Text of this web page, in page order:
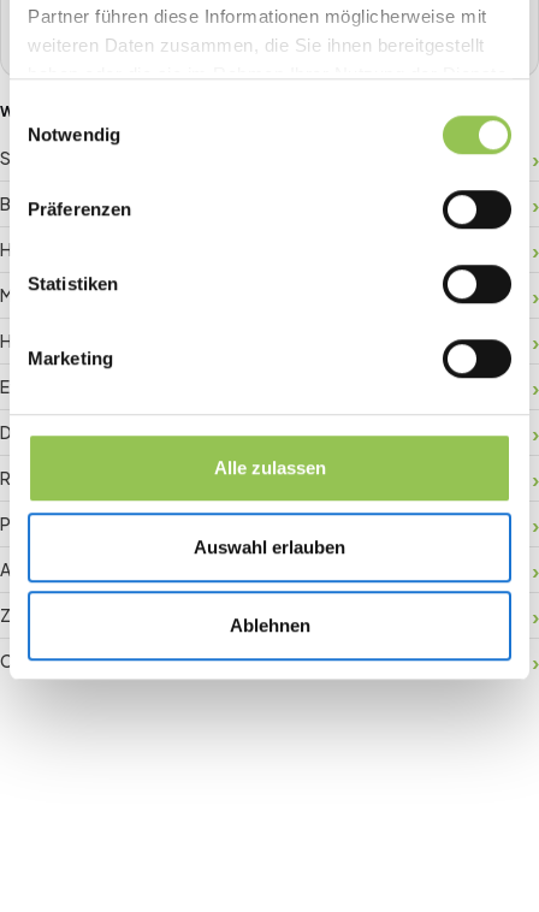
Partner führen diese Informationen möglicherweise mit
weiteren Daten zusammen, die Sie ihnen bereitgestellt
haben oder die sie im Rahmen Ihrer Nutzung der Dienste
Einwilligungsauswahl
Notwendig
Präferenzen
Statistiken
Marketing
Alle zulassen
Auswahl erlauben
Ablehnen
Demo buchen
WEITERE GLOSSAR-BEGRIFFE
Sponsor-ROI
Besucherlenkung
Hallenplan
Matchmaking
Hybride Registrierung
Event-Daten
Digitaler Check-in
RFID-Badge
Payment Gateway
Aktivierung vor Ort
Zuschauerbindung
Conversion Rate